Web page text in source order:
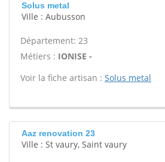
Solus metal
Ville : Aubusson
Département: 23
Métiers : IONISE -
Voir la fiche artisan : Solus metal
Aaz renovation 23
Ville : St vaury, Saint vaury